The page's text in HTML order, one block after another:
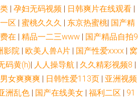
| 孕妇无码视频 | 日韩爽片在线观看 |
区 | 蜜桃久久久 | 东京热蜜桃| 国产精
在 | 精品一二三www | 国产精品自拍9
影院 | 欧美人兽A片 | 国产性爱xxxⅹ | 窝
码黄(h)| 人人操导航 | 久久精彩视频8 |
女爽爽爽 | 日韩性爱113页 | 亚洲视频
洲乱色 | 国产在线美女 | 福利二区 | 91